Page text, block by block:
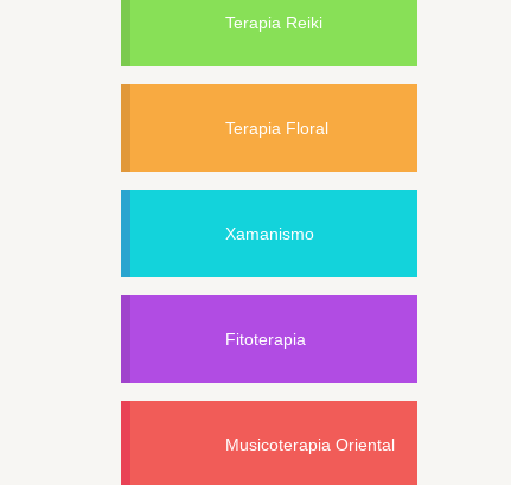
Terapia Reiki
Terapia Floral
Xamanismo
Fitoterapia
Musicoterapia Oriental